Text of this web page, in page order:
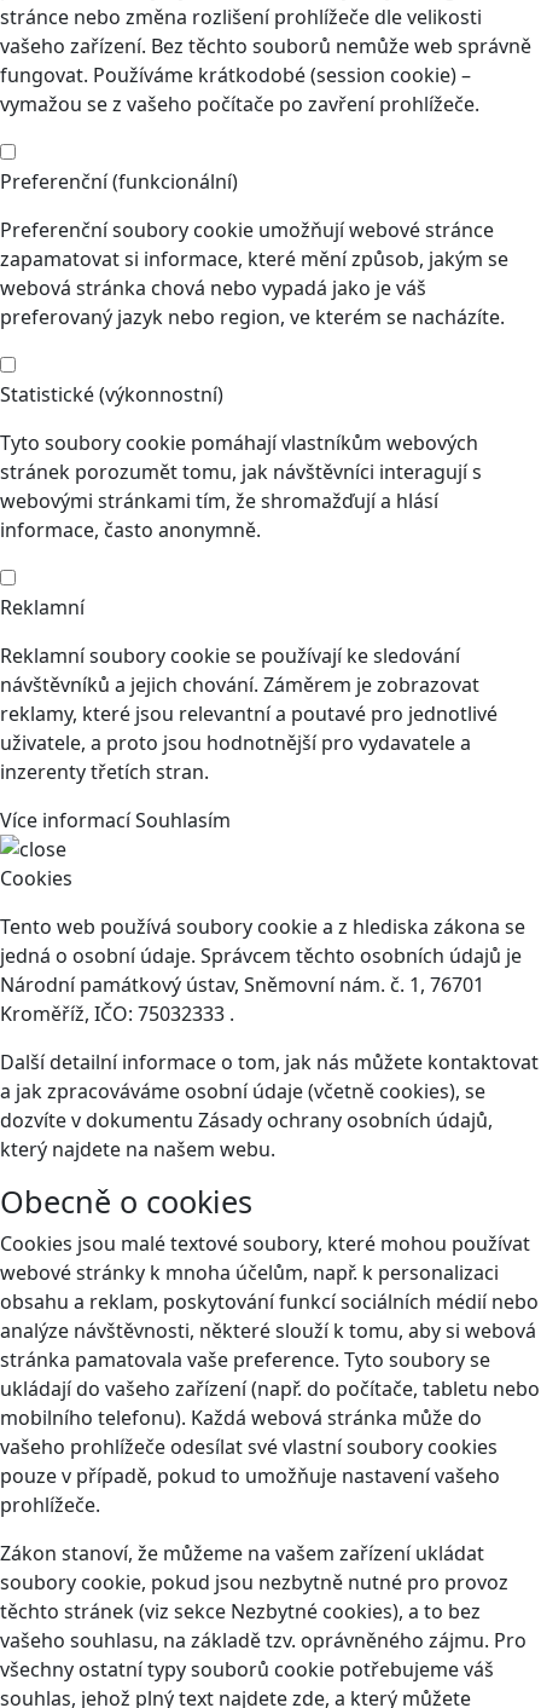
stránce nebo změna rozlišení prohlížeče dle velikosti
vašeho zařízení. Bez těchto souborů nemůže web správně
fungovat. Používáme krátkodobé (session cookie) –
vymažou se z vašeho počítače po zavření prohlížeče.
Preferenční (funkcionální)
Preferenční soubory cookie umožňují webové stránce
zapamatovat si informace, které mění způsob, jakým se
webová stránka chová nebo vypadá jako je váš
preferovaný jazyk nebo region, ve kterém se nacházíte.
Statistické (výkonnostní)
Tyto soubory cookie pomáhají vlastníkům webových
stránek porozumět tomu, jak návštěvníci interagují s
webovými stránkami tím, že shromažďují a hlásí
informace, často anonymně.
Reklamní
Reklamní soubory cookie se používají ke sledování
návštěvníků a jejich chování. Záměrem je zobrazovat
reklamy, které jsou relevantní a poutavé pro jednotlivé
uživatele, a proto jsou hodnotnější pro vydavatele a
inzerenty třetích stran.
Více informacíSouhlasím
Cookies
Tento web používá soubory cookie a z hlediska zákona se
jedná o osobní údaje. Správcem těchto osobních údajů je
Národní památkový ústav, Sněmovní nám. č. 1, 76701
Kroměříž, IČO: 75032333 .
Další detailní informace o tom, jak nás můžete kontaktovat
a jak zpracováváme osobní údaje (včetně cookies), se
dozvíte v dokumentu Zásady ochrany osobních údajů,
který najdete na našem webu.
Obecně o cookies
Cookies jsou malé textové soubory, které mohou používat
webové stránky k mnoha účelům, např. k personalizaci
obsahu a reklam, poskytování funkcí sociálních médií nebo
analýze návštěvnosti, některé slouží k tomu, aby si webová
stránka pamatovala vaše preference. Tyto soubory se
ukládají do vašeho zařízení (např. do počítače, tabletu nebo
mobilního telefonu). Každá webová stránka může do
vašeho prohlížeče odesílat své vlastní soubory cookies
pouze v případě, pokud to umožňuje nastavení vašeho
prohlížeče.
Zákon stanoví, že můžeme na vašem zařízení ukládat
soubory cookie, pokud jsou nezbytně nutné pro provoz
těchto stránek (viz sekce Nezbytné cookies), a to bez
vašeho souhlasu, na základě tzv. oprávněného zájmu. Pro
všechny ostatní typy souborů cookie potřebujeme váš
souhlas, jehož plný text najdetezde, a který můžete